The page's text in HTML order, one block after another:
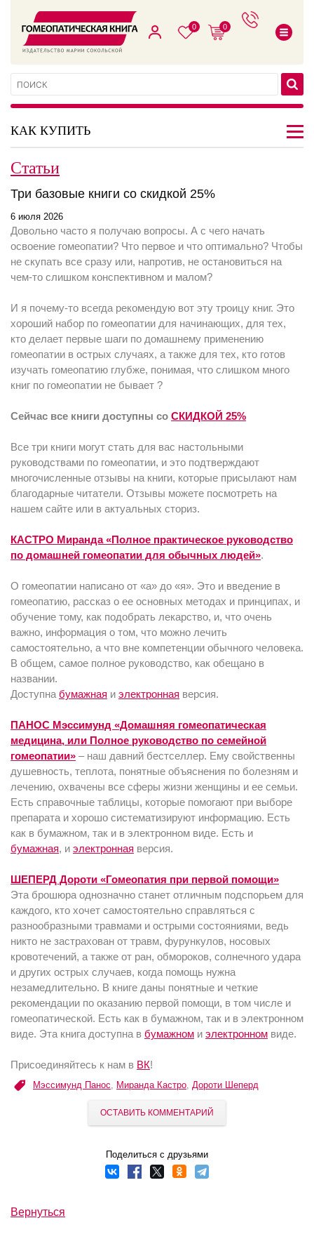
0 0
КАК КУПИТЬ
Статьи
Три базовые книги со скидкой 25%
6 июля 2026
Довольно часто я получаю вопросы. А с чего начать
освоение гомеопатии? Что первое и что оптимально? Чтобы
не скупать все сразу или, напротив, не остановиться на
чем-то слишком конспективном и малом?
И я почему-то всегда рекомендую вот эту троицу книг. Это
хороший набор по гомеопатии для начинающих, для тех,
кто делает первые шаги по домашнему применению
гомеопатии в острых случаях, а также для тех, кто готов
изучать гомеопатию глубже, понимая, что слишком много
книг по гомеопатии не бывает ?
Сейчас все книги доступны со СКИДКОЙ 25%
Все три книги могут стать для вас настольными
руководствами по гомеопатии, и это подтверждают
многочисленные отзывы на книги, которые присылают нам
благодарные читатели. Отзывы можете посмотреть на
нашем сайте или в актуальных сториз.
КАСТРО Миранда «Полное практическое руководство
по домашней гомеопатии для обычных людей».
О гомеопатии написано от «а» до «я». Это и введение в
гомеопатию, рассказ о ее основных методах и принципах, и
обучение тому, как подобрать лекарство, и, что очень
важно, информация о том, что можно лечить
самостоятельно, а что вне компетенции обычного человека.
В общем, самое полное руководство, как обещано в
названии.
Доступна бумажная и электронная версия.
ПАНОС Мэссимунд «Домашняя гомеопатическая
медицина, или Полное руководство по семейной
гомеопатии» – наш давний бестселлер. Ему свойственны
душевность, теплота, понятные объяснения по болезням и
лечению, охвачены все сферы жизни женщины и ее семьи.
Есть справочные таблицы, которые помогают при выборе
препарата и хорошо систематизируют информацию. Есть
как в бумажном, так и в электронном виде. Есть и
бумажная, и электронная версия.
ШЕПЕРД Дороти «Гомеопатия при первой помощи»
Эта брошюра однозначно станет отличным подспорьем для
каждого, кто хочет самостоятельно справляться с
разнообразными травмами и острыми состояниями, ведь
никто не застрахован от травм, фурункулов, носовых
кровотечений, а также от ран, обмороков, солнечного удара
и других острых случаев, когда помощь нужна
незамедлительно. В книге даны понятные и четкие
рекомендации по оказанию первой помощи, в том числе и
гомеопатической. Есть как в бумажном, так и в электронном
виде. Эта книга доступна в бумажном и электронном виде.
Присоединяйтесь к нам в ВК!
Мэссимунд Панос, Миранда Кастро, Дороти Шеперд
ОСТАВИТЬ КОММЕНТАРИЙ
Поделиться с друзьями
Вернуться